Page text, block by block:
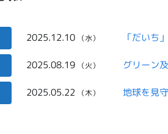
2025.12.10 （水）
2025.08.19 （火）
2025.05.22 （木） 地球を見